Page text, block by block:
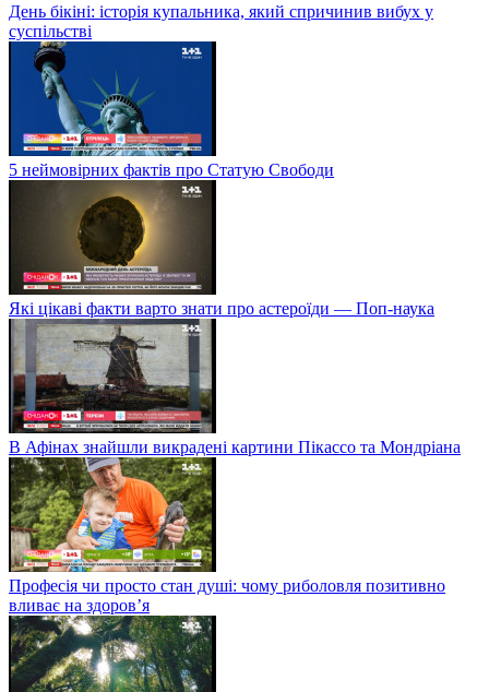
День бікіні: історія купальника, який спричинив вибух у
суспільстві
5 неймовірних фактів про Статую Свободи
Які цікаві факти варто знати про астероїди — Поп-наука
В Афінах знайшли викрадені картини Пікассо та Мондріана
Професія чи просто стан душі: чому риболовля позитивно
вливає на здоров’я